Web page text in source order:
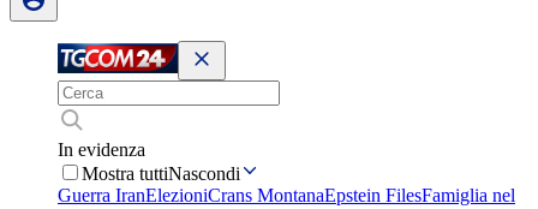
In evidenza
Mostra tuttiNascondi
Guerra IranElezioniCrans MontanaEpstein FilesFamiglia nel